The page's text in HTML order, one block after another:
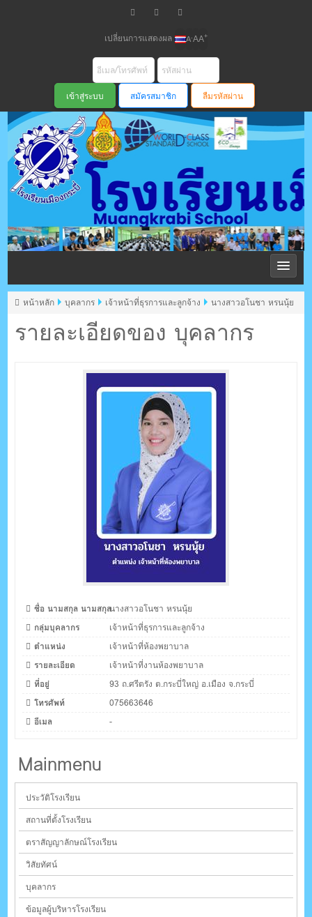
เปลี่ยนการแสดงผล A-AA+
สมัครสมาชิก ลืมรหัสผ่าน
โรงเรียนเมือง
กระบี่ สพม
ตรัง กระบี่
รายละเอียดของ บุคลากร
หน้าหลัก บุคลากร เจ้าหน้าที่ธุรการและลูกจ้าง นางสาวอโนชา หรนนุ้ย
ชื่อ นามสกุล นามสกุลนางสาวอโนชา หรนนุ้ย
กลุ่มบุคลากร
เจ้าหน้าที่ธุรการและลูกจ้าง
ตำแหน่ง
เจ้าหน้าที่ห้องพยาบาล
รายละเอียด
เจ้าหน้าที่งานห้องพยาบาล
ที่อยู่
93 ถ.ศรีตรัง ต.กระบี่ใหญ่ อ.เมือง จ.กระบี่
โทรศัพท์
075663646
อีเมล
-
Mainmenu
ประวัติโรงเรียน
สถานที่ตั้งโรงเรียน
ตราสัญญาลักษณ์โรงเรียน
วิสัยทัศน์
บุคลากร
ข้อมูลผู้บริหารโรงเรียน